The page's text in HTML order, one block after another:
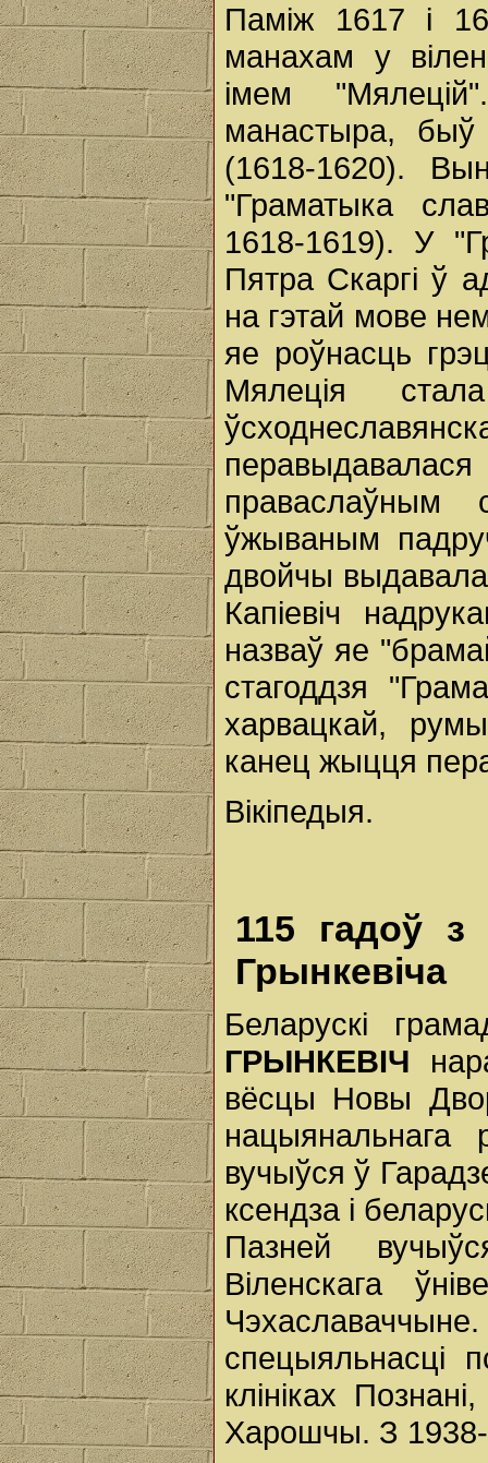
Паміж 1617 і
манахам у
імем
манастыра, быў
(1618-1620).
"Граматыка
1618-1619). У
Пятра Скаргі ў
на гэтай мове
яе роўнасць
Мялеція
праваслаўным
ўжываным
двойчы
Капіевіч
назваў яе
стагоддзя
харвацкай,
канец жыцця
Вікіпедыя.
115 гадоў з
Грынкевіча
Беларускі
ГРЫНКЕВІЧ
вёсцы Новы
нацыянальнага
вучыўся ў
ксендза і
Пазней
Віленскага
Чэхаславаччыне.
спецыяльнасці
клініках
Харошчы. З 1938-